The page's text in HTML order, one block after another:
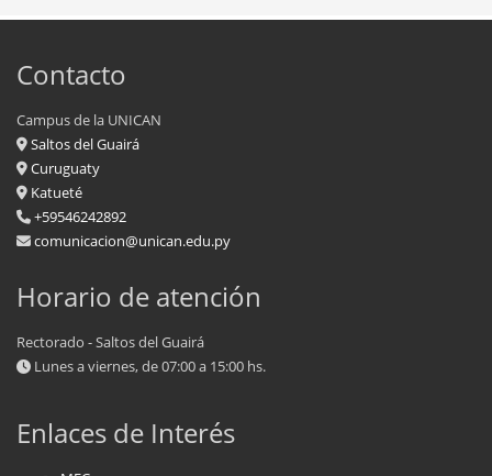
Contacto
Campus de la UNICAN
Saltos del Guairá
Curuguaty
Katueté
+59546242892
comunicacion@unican.edu.py
Horario de atención
Rectorado - Saltos del Guairá
Lunes a viernes, de 07:00 a 15:00 hs.
Enlaces de Interés